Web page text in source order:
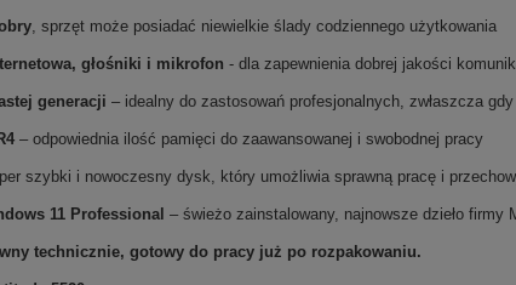
, sprzęt może posiadać niewielkie ślady codziennego użytkowania
głośniki i mikrofon- dla zapewnienia dobrej jakości
generacji– idealny do zastosowań profesjonalnych, zwłaszcza
– odpowiednia ilość pamięci do zaawansowanej i swobodnej pracy
szybki i nowoczesny dysk, który umożliwia sprawną pracę i
11 Professional– świeżo zainstalowany, najnowsze dzieło firmy
technicznie, gotowy do pracy już po rozpakowaniu.